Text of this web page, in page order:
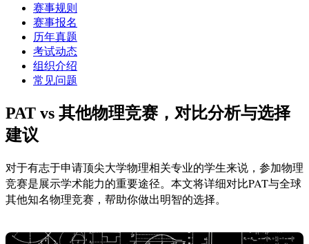
赛事规则
赛事报名
历年真题
考试动态
组织介绍
常见问题
PAT vs 其他物理竞赛，对比分析与选择
建议
对于有志于申请顶尖大学物理相关专业的学生来说，参加物理
竞赛是展示学术能力的重要途径。本文将详细对比PAT与全球
其他知名物理竞赛，帮助你做出明智的选择。